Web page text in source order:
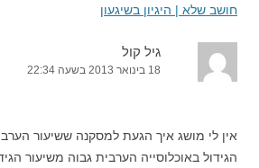
חושב שלא | היגיון בשיגעון
גיל קול
18 בינואר 2013 בשעה 22:34
אין לי מושג איך הגעת למסקנה ששיעור
הגידול באוכלוסייה הערבית גבוה משיעור